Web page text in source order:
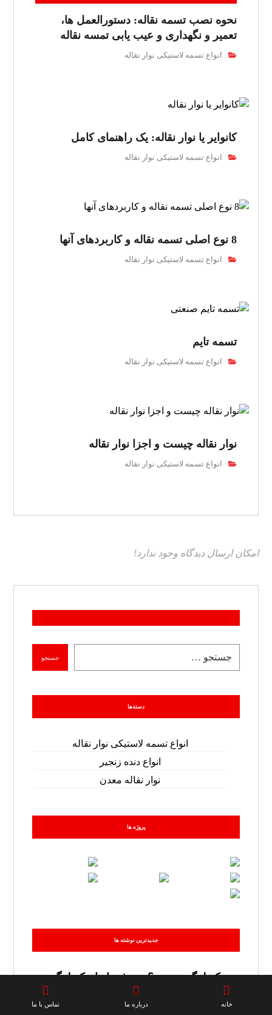
نحوه نصب تسمه نقاله: دستورالعمل ها،
تعمیر و نگهداری و عیب یابی تمسه نقاله
انواع تسمه لاستیکی نوار نقاله
کانوایر یا نوار نقاله: یک راهنمای کامل
انواع تسمه لاستیکی نوار نقاله
8 نوع اصلی تسمه نقاله و کاربردهای آنها
انواع تسمه لاستیکی نوار نقاله
تسمه تایم
انواع تسمه لاستیکی نوار نقاله
نوار نقاله چیست و اجزا نوار نقاله
انواع تسمه لاستیکی نوار نقاله
امکان ارسال دیدگاه وجود ندارد!
دسته‌ها
انواع تسمه لاستیکی نوار نقاله
انواع دنده زنجیر
نوار نقاله معدن
پروژه ها
جدیدترین نوشته ها
کوپلینگ چیست؟ معرفی انواع کوپلینگ
شهریور 14, 1404
خانه درباره ما تماس با ما